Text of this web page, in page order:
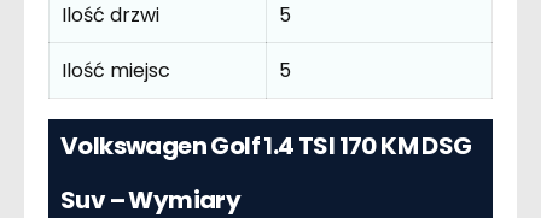
Ilość drzwi
5
Ilość miejsc
5
Volkswagen Golf 1.4 TSI 170 KM DSG
Suv – Wymiary